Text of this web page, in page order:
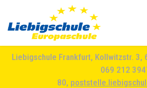
Liebigschule Frankfurt, Kollwitzstr. 3,
069 212
80,